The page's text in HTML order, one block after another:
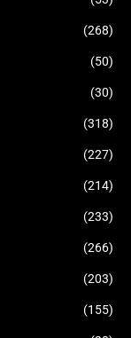
(268)
(50)
(30)
(318)
(227)
(214)
(233)
(266)
(203)
(155)